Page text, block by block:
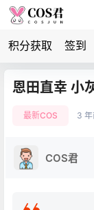
积分获取 签到
恩田直幸 小
最新COS 3
COS君